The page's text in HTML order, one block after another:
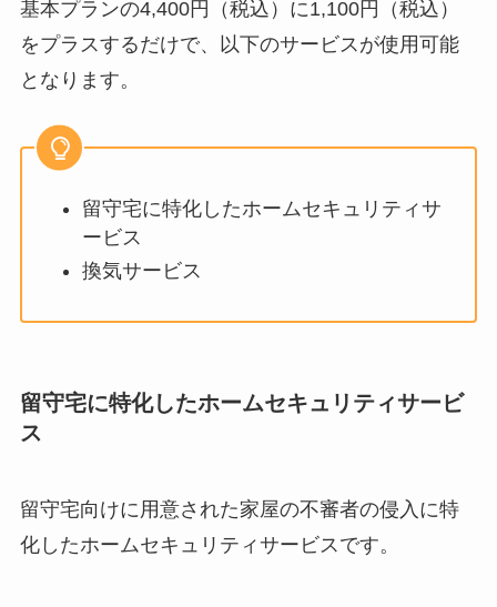
基本プランの4,400円（税込）に1,100円（税込）
をプラスするだけで、以下のサービスが使用可能
となります。
留守宅に特化したホームセキュリティサ
ービス
換気サービス
留守宅に特化したホームセキュリティサービ
ス
留守宅向けに用意された家屋の不審者の侵入に特
化したホームセキュリティサービスです。